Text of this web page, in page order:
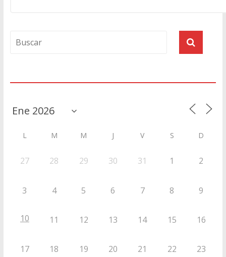
L M M J V S D
27 28 29 30 31 1 2
3 4 5 6 7 8 9
10 11 12 13 14 15 16
17 18 19 20 21 22 23